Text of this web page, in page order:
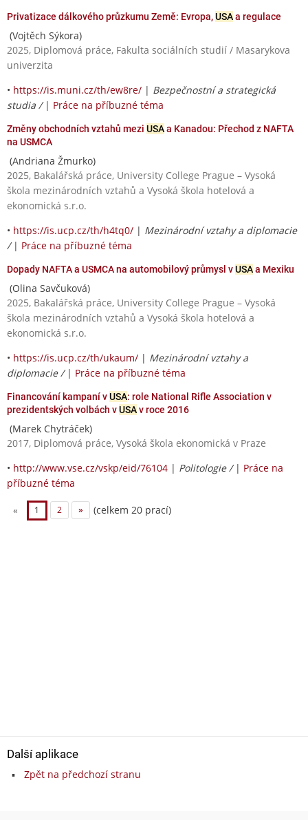
Privatizace dálkového průzkumu Země: Evropa,USAa regulace
(Vojtěch Sýkora)
2025, Diplomová práce, Fakulta sociálních studií / Masarykova
univerzita
• https://is.muni.cz/th/ew8re/ | Bezpečnostní a strategická
studia / | Práce na příbuzné téma
Změny obchodních vztahů mezi USAa Kanadou: Přechod z NAFTA
na USMCA
(Andriana Žmurko)
2025, Bakalářská práce, University College Prague – Vysoká
škola mezinárodních vztahů a Vysoká škola hotelová a
ekonomická s.r.o.
• https://is.ucp.cz/th/h4tq0/ | Mezinárodní vztahy a diplomacie
/ | Práce na příbuzné téma
Dopady NAFTA a USMCA na automobilový průmysl vUSAa Mexiku
(Olina Savčuková)
2025, Bakalářská práce, University College Prague – Vysoká
škola mezinárodních vztahů a Vysoká škola hotelová a
ekonomická s.r.o.
• https://is.ucp.cz/th/ukaum/ | Mezinárodní vztahy a
diplomacie / | Práce na příbuzné téma
Financování kampaní vUSA: role National Rifle Association v
prezidentských volbách vUSAv roce 2016
(Marek Chytráček)
2017, Diplomová práce, Vysoká škola ekonomická v Praze
• http://www.vse.cz/vskp/eid/76104 | Politologie / | Práce na
příbuzné téma
« 1 2 » (celkem 20 prací)
Další aplikace
Zpět na předchozí stranu